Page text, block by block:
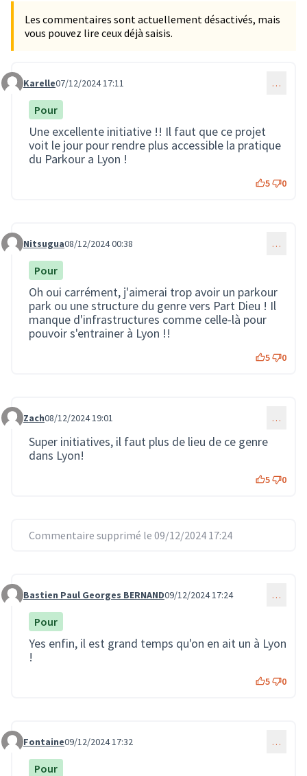
Les commentaires sont actuellement désactivés, mais
vous pouvez lire ceux déjà saisis.
Commentaire 3154
Karelle07/12/2024 17:11 …
Pour
Une excellente initiative !! Il faut que ce projet
voit le jour pour rendre plus accessible la pratique
du Parkour a Lyon !
5 0
Commentaire 3168
Nitsugua08/12/2024 00:38 …
Pour
Oh oui carrément, j'aimerai trop avoir un parkour
park ou une structure du genre vers Part Dieu ! Il
manque d'infrastructures comme celle-là pour
pouvoir s'entrainer à Lyon !!
5 0
Commentaire 3193
Zach08/12/2024 19:01 …
Super initiatives, il faut plus de lieu de ce genre
dans Lyon!
5 0
Commentaire supprimé le 09/12/2024 17:24
Commentaire 3229
Bastien Paul Georges BERNAND09/12/2024 17:24 …
Pour
Yes enfin, il est grand temps qu'on en ait un à Lyon
!
5 0
Commentaire 3230
Fontaine09/12/2024 17:32 …
Pour